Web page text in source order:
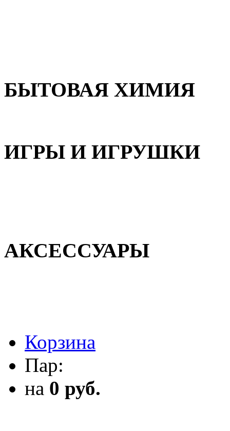
БЫТОВАЯ ХИМИЯ
ИГРЫ И ИГРУШКИ
АКСЕССУАРЫ
Корзина
Пар:
на 0 руб.